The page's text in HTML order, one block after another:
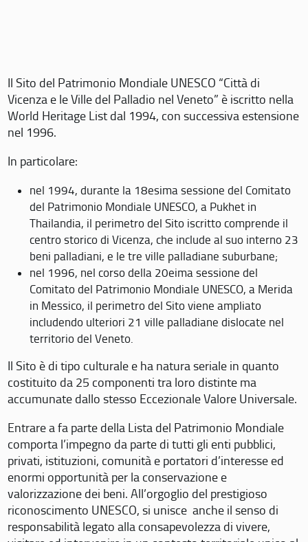
Il Sito del Patrimonio Mondiale UNESCO “Città di
Vicenza e le Ville del Palladio nel Veneto” è iscritto nella
World Heritage List dal 1994, con successiva estensione
nel 1996.
In particolare:
nel 1994, durante la 18esima sessione del Comitato
del Patrimonio Mondiale UNESCO, a Pukhet in
Thailandia, il perimetro del Sito iscritto comprende il
centro storico di Vicenza, che include al suo interno 23
beni palladiani, e le tre ville palladiane suburbane;
nel 1996, nel corso della 20eima sessione del
Comitato del Patrimonio Mondiale UNESCO, a Merida
in Messico, il perimetro del Sito viene ampliato
includendo ulteriori 21 ville palladiane dislocate nel
territorio del Veneto.
Il Sito è di tipo culturale e ha natura seriale in quanto
costituito da 25 componenti tra loro distinte ma
accumunate dallo stesso Eccezionale Valore Universale.
Entrare a fa parte della Lista del Patrimonio Mondiale
comporta l’impegno da parte di tutti gli enti pubblici,
privati, istituzioni, comunità e portatori d’interesse ed
enormi opportunità per la conservazione e
valorizzazione dei beni. All’orgoglio del prestigioso
riconoscimento UNESCO, si unisce anche il senso di
responsabilità legato alla consapevolezza di vivere,